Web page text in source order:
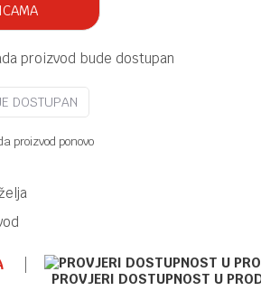
proizvod bude dostupan
DOSTUPAN
proizvod ponovo
PROVJERI DOSTUPNOST U